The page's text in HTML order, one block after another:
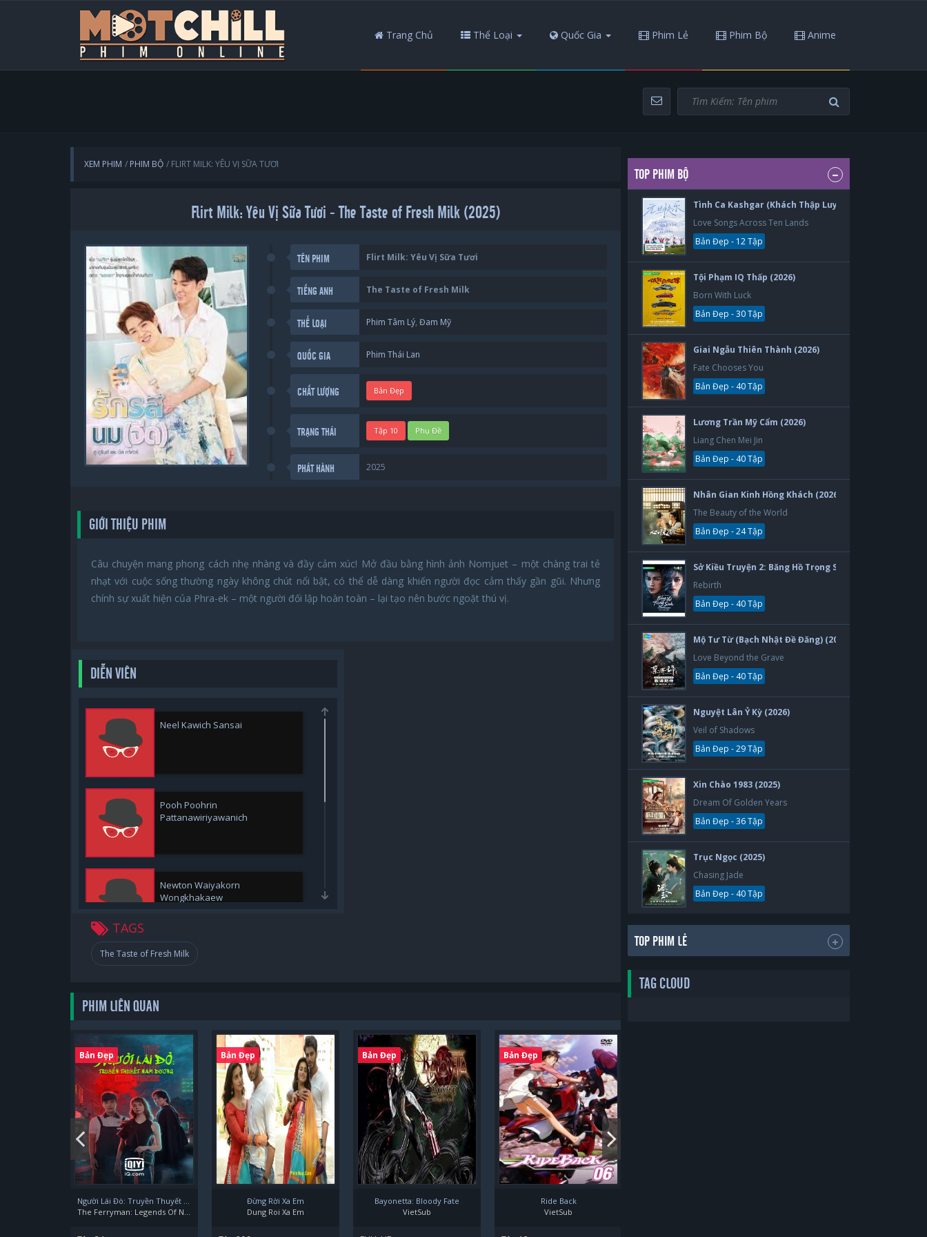
Trang Chủ Thể Loại Quốc Gia Phim Lẻ Phim Bộ Anime
XEM PHIM PHIM BỘ FLIRT MILK: YÊU VỊ SỮA TƯƠI
Flirt Milk: Yêu Vị Sữa Tươi - The Taste of Fresh Milk (2025)
TÊN PHIM Flirt Milk: Yêu Vị Sữa Tươi
TIẾNG ANH The Taste of Fresh Milk
THỂ LOẠI Phim Tâm Lý,Đam Mỹ
QUỐC GIA Phim Thái Lan
CHẤT LƯỢNG Bản Đẹp
TRẠNG THÁI Tập 10 Phụ Đề
PHÁT HÀNH 2025
GIỚI THIỆU PHIM
Câu chuyện mang phong cách nhẹ nhàng và đầy cảm xúc! Mở đầu bằng hình ảnh Nomjuet – một chàng trai tẻ
nhạt với cuộc sống thường ngày không chút nổi bật, có thể dễ dàng khiến người đọc cảm thấy gần gũi. Nhưng
chính sự xuất hiện của Phra-ek – một người đối lập hoàn toàn – lại tạo nên bước ngoặt thú vị.
DIỄN VIÊN
Neel Kawich Sansai
Pooh Poohrin
Pattanawiriyawanich
Newton Waiyakorn
Wongkhakaew
Noon Thunyaphat Inyawilert
Praewa Putticha Boonyamas
TAGS
The Taste of Fresh Milk
PHIM LIÊN QUAN
Bản Đẹp
Người Lái Đò: Truyền Thuyết Nam Dương
The Ferryman: Legends Of Nanyang
Bản Đẹp
Đừng Rời Xa Em
Dung Roi Xa Em
Bản Đẹp
Bayonetta: Bloody Fate
VietSub
Bản Đẹp
Ride Back
VietSub
TOP PHIM BỘ
Tình Ca Kashgar (Khách Thập Luyến Ca) (2026)
Love Songs Across Ten Lands
Bản Đẹp - 12 Tập
Tội Phạm IQ Thấp (2026)
Born With Luck
Bản Đẹp - 30 Tập
Giai Ngẫu Thiên Thành (2026)
Fate Chooses You
Bản Đẹp - 40 Tập
Lương Trần Mỹ Cẩm (2026)
Liang Chen Mei Jin
Bản Đẹp - 40 Tập
Nhân Gian Kinh Hồng Khách (2026)
The Beauty of the World
Bản Đẹp - 24 Tập
Sở Kiều Truyện 2: Băng Hồ Trọng Sinh (2026)
Rebirth
Bản Đẹp - 40 Tập
Mộ Tư Từ (Bạch Nhật Đề Đăng) (2026)
Love Beyond the Grave
Bản Đẹp - 40 Tập
Nguyệt Lân Ỷ Kỳ (2026)
Veil of Shadows
Bản Đẹp - 29 Tập
Xin Chào 1983 (2025)
Dream Of Golden Years
Bản Đẹp - 36 Tập
Trục Ngọc (2025)
Chasing Jade
Bản Đẹp - 40 Tập
TOP PHIM LẺ
TAG CLOUD